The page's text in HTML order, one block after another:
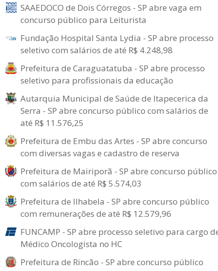
SAAEDOCO de Dois Córregos - SP abre vaga em
concurso público para Leiturista
Fundação Hospital Santa Lydia - SP abre processo
seletivo com salários de até R$ 4.248,98
Prefeitura de Caraguatatuba - SP abre processo
seletivo para profissionais da educação
Autarquia Municipal de Saúde de Itapecerica da
Serra - SP abre concurso público com salários de
até R$ 11.576,25
Prefeitura de Embu das Artes - SP abre concurso
com diversas vagas e cadastro de reserva
Prefeitura de Mairiporã - SP abre concurso público
com salários de até R$ 5.574,03
Prefeitura de Ilhabela - SP abre concurso público
com remunerações de até R$ 12.579,96
FUNCAMP - SP abre processo seletivo para cargo
Médico Oncologista no HC
Prefeitura de Rincão - SP abre concurso público